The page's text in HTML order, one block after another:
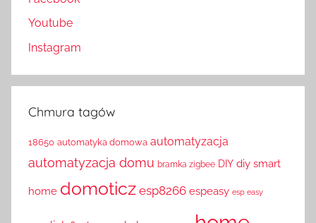
Youtube
Instagram
Chmura tagów
18650 automatyka domowa automatyzacja
automatyzacja domu bramka zigbee DIY diy smart
home domoticz esp8266 espeasy esp easy